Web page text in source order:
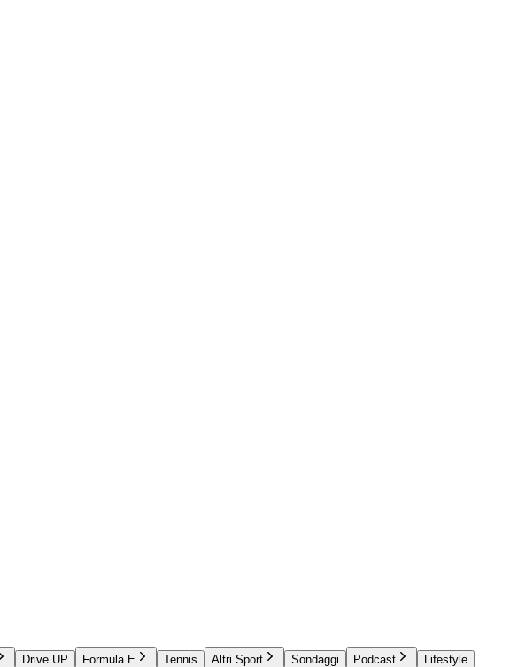
Drive UP Formula E Tennis Altri Sport Sondaggi Podcast
Lifestyle